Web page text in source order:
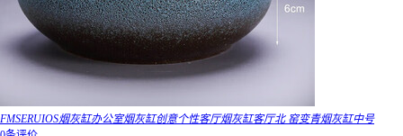
FMSERUIOS烟灰缸办公室烟灰缸创意个性客厅烟灰缸客厅北 窑变青烟灰缸中号